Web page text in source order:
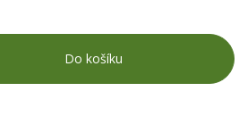
Do košíku